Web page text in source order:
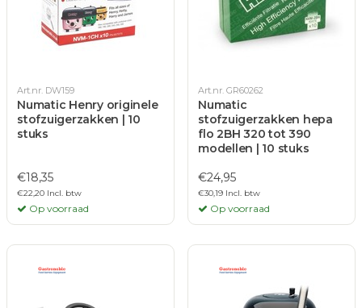
Art.nr. DW159
Numatic Henry originele
stofzuigerzakken | 10
stuks
€18,35
€22,20 Incl. btw
Op voorraad
Art.nr. GR60262
Numatic
stofzuigerzakken hepa
flo 2BH 320 tot 390
modellen | 10 stuks
€24,95
€30,19 Incl. btw
Op voorraad